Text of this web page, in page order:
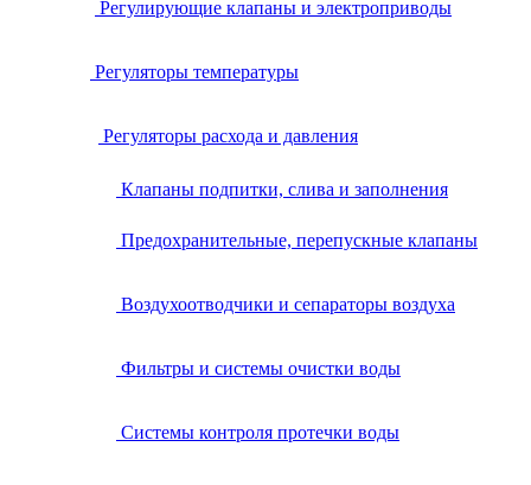
Регулирующие клапаны и электроприводы
Регуляторы температуры
Регуляторы расхода и давления
Клапаны подпитки, слива и заполнения
Предохранительные, перепускные клапаны
Воздухоотводчики и сепараторы воздуха
Фильтры и системы очистки воды
Системы контроля протечки воды